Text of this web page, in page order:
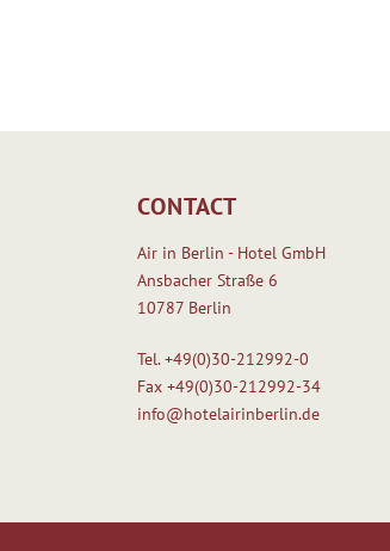
CONTACT
Air in Berlin - Hotel GmbH
Ansbacher Straße 6
10787 Berlin
Tel.+49(0)30-212992-0
Fax+49(0)30-212992-34
info@hotelairinberlin.de